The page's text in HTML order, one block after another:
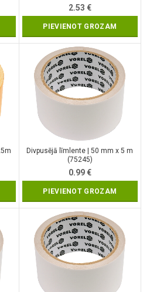
2.53 €
PIEVIENOT GROZAM
Divpusējā līmlente | 50 mm x 5 m
(75245)
0.99€
PIEVIENOT GROZAM